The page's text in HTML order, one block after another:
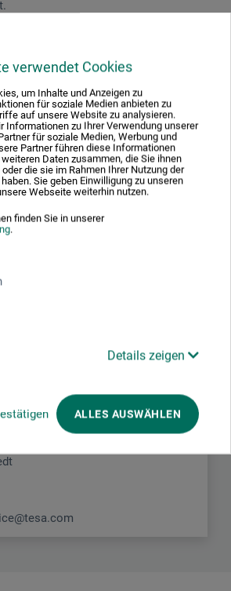
verwendet Cookies
um Inhalte und Anzeigen zu
für soziale Medien anbieten zu
auf unsere Website zu analysieren.
Informationen zu Ihrer Verwendung unserer
für soziale Medien, Werbung und
Partner führen diese Informationen
Daten zusammen, die Sie ihnen
die sie im Rahmen Ihrer Nutzung der
Sie geben Einwilligung zu unseren
Webseite weiterhin nutzen.
finden Sie in unserer
.
Details zeigen
ALLES AUSWÄHLEN
(0)
erste Bewertung zu diesem Produkt
PRODUKT BEWERTEN
Kontakt
- tesa SE